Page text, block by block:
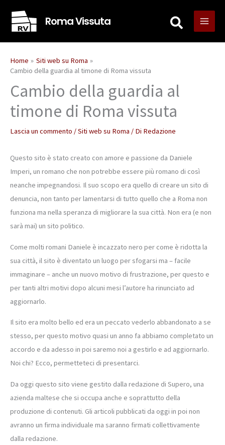
contenuto
Roma Vissuta
Home
Siti web su Roma
Cambio della guardia al timone di Roma vissuta
Cambio della guardia al
timone di Roma vissuta
Lascia un commento /Siti web su Roma / Di Redazione
Questo sito è stato creato con amore e passione da Daniele
Imperi, un romano che non potrebbe essere più romano di così
neanche impegnandosi. Il suo scopo era quello di creare un sito di
denuncia, non tanto per lamentarsi di tutto quello che a Roma non
funziona ma nella speranza di migliorare la sua città. Non era (e non
sarà mai) un sito politico.
Come molti romani Daniele è incazzato nero per come è ridotta la
sua città, il sito è diventato un luogo per sfogarsi ma – facile
immaginare – anche un nuovo motivo di frustrazione, per questo e
per tanti altri motivi dopo alcuni mesi l’autore ha rinunciato ad
aggiornarlo.
Il sito era molto bello ed era un peccato vederlo abbandonato a se
stesso, per questo motivo quasi un anno fa abbiamo completato un
accordo e da adesso in poi saremo noi a gestirlo e ad aggiornarlo.
Noi chi? Ecco, permetteteci di presentarci.
Da oggi questo sito viene gestito dalla redazione di Supero, una
azienda maltese che si occupa anche e soprattutto della
produzione di contenuti. Gli articoli pubblicati da oggi in poi non
avranno un firma individuale ma saranno firmati collettivamente
dalla redazione.